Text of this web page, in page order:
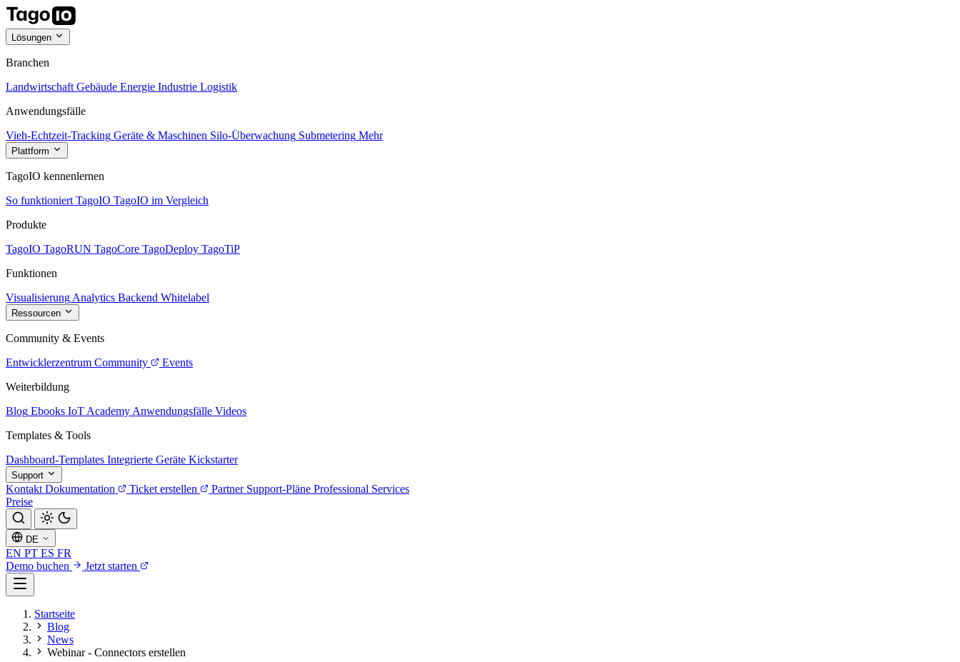
Lösungen
Branchen
Landwirtschaft Gebäude Energie Industrie Logistik
Anwendungsfälle
Vieh-Echtzeit-Tracking Geräte & Maschinen Silo-Überwachung Submetering Mehr
Plattform
TagoIO kennenlernen
So funktioniert TagoIO TagoIO im Vergleich
Produkte
TagoIO TagoRUN TagoCore TagoDeploy TagoTiP
Funktionen
Visualisierung Analytics Backend Whitelabel
Ressourcen
Community & Events
Entwicklerzentrum Community
Events
Weiterbildung
Blog Ebooks IoT Academy Anwendungsfälle Videos
Templates & Tools
Dashboard-Templates Integrierte Geräte Kickstarter
Support
Kontakt Dokumentation Ticket erstellen Partner Support-Pläne Professional Services
Preise
DE
EN PT ES FR
Demo buchen
Jetzt starten
Startseite
Blog
News
Webinar - Connectors erstellen